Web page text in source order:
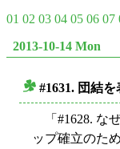
01 02 03 04 05 06 07
2013-10-14 Mon
#1631. 団結
「#1628. な
ップ確立のた